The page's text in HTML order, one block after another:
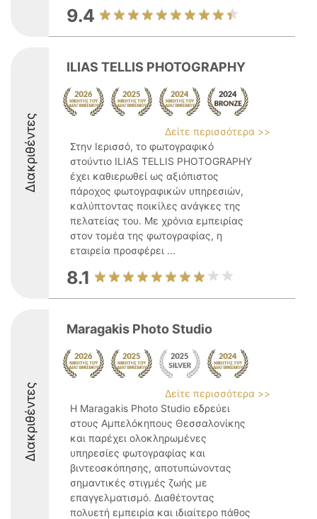
9.4
Διακριθέντες
ILIAS TELLIS PHOTOGRAPHY
Δείτε περισσότερα >>
Στην Ιερισσό, το φωτογραφικό
στούντιο ILIAS TELLIS PHOTOGRAPHY
έχει καθιερωθεί ως αξιόπιστος
πάροχος φωτογραφικών υπηρεσιών,
καλύπτοντας ποικίλες ανάγκες της
πελατείας του. Με χρόνια εμπειρίας
στον τομέα της φωτογραφίας, η
εταιρεία προσφέρει ...
8.1
Διακριθέντες
Maragakis Photo Studio
Δείτε περισσότερα >>
Η Maragakis Photo Studio εδρεύει
στους Αμπελόκηπους Θεσσαλονίκης
και παρέχει ολοκληρωμένες
υπηρεσίες φωτογραφίας και
βιντεοσκόπησης, αποτυπώνοντας
σημαντικές στιγμές ζωής με
επαγγελματισμό. Διαθέτοντας
πολυετή εμπειρία και ιδιαίτερο πάθος